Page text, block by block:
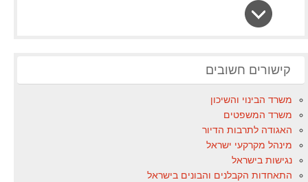
קישורים חשובים
משרד הבינוי והשיכון
משרד המשפטים
האגודה לתרבות הדיור
מינהל מקרקעי ישראל
נגישות בישראל
התאחדות הקבלנים והבונים בישראל